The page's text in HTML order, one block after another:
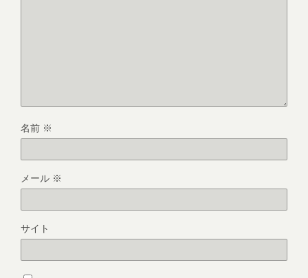
名前 ※
メール ※
サイト